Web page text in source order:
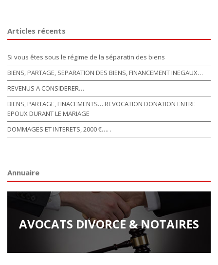
Articles récents
Si vous êtes sous le régime de la séparatin des biens
BIENS, PARTAGE, SEPARATION DES BIENS, FINANCEMENT INEGAUX…
REVENUS A CONSIDERER…
BIENS, PARTAGE, FINACEMENTS… REVOCATION DONATION ENTRE
EPOUX DURANT LE MARIAGE
DOMMAGES ET INTERETS, 2000 €…. .
Annuaire
AVOCATS DIVORCE & NOTAIRES